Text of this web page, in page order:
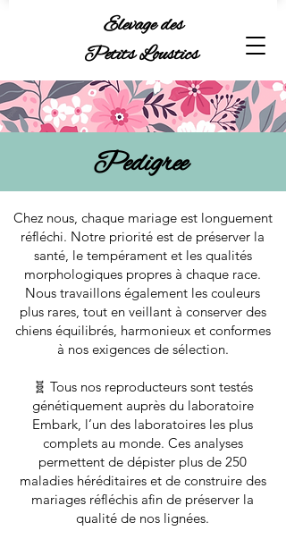
Elevage des
Petits Loustics
Pedigree
Chez nous, chaque mariage est longuement
réfléchi. Notre priorité est de préserver la
santé, le tempérament et les qualités
morphologiques propres à chaque race.
Nous travaillons également les couleurs
plus rares, tout en veillant à conserver des
chiens équilibrés, harmonieux et conformes
à nos exigences de sélection.
🧬 Tous nos reproducteurs sont testés
génétiquement auprès du laboratoire
Embark, l’un des laboratoires les plus
complets au monde. Ces analyses
permettent de dépister plus de 250
maladies héréditaires et de construire des
mariages réfléchis afin de préserver la
qualité de nos lignées.